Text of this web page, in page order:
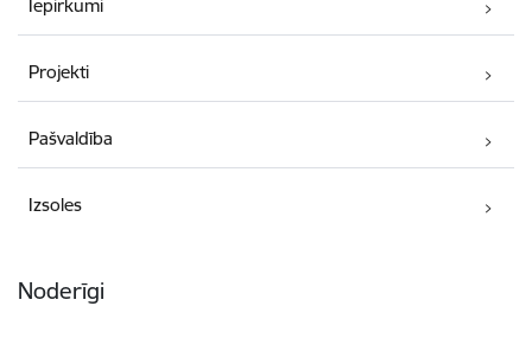
Iepirkumi
Projekti
Pašvaldība
Izsoles
Noderīgi